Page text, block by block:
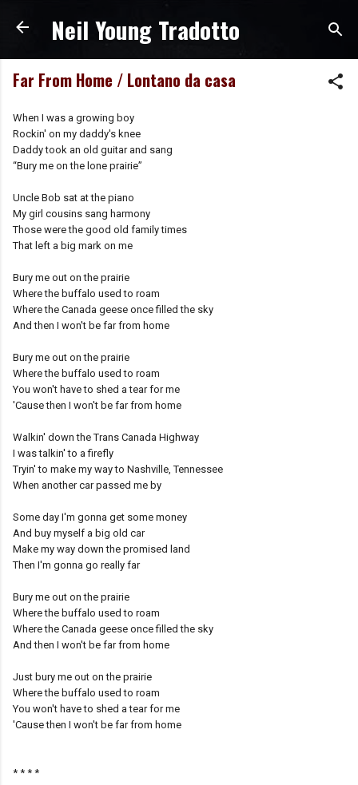
Passa ai contenuti principali
Neil Young Tradotto
Far From Home / Lontano da casa
When I was a growing boy
Rockin' on my daddy's knee
Daddy took an old guitar and sang
“Bury me on the lone prairie”
Uncle Bob sat at the piano
My girl cousins sang harmony
Those were the good old family times
That left a big mark on me
Bury me out on the prairie
Where the buffalo used to roam
Where the Canada geese once filled the sky
And then I won't be far from home
Bury me out on the prairie
Where the buffalo used to roam
You won't have to shed a tear for me
'Cause then I won't be far from home
Walkin' down the Trans Canada Highway
I was talkin' to a firefly
Tryin' to make my way to Nashville, Tennessee
When another car passed me by
Some day I'm gonna get some money
And buy myself a big old car
Make my way down the promised land
Then I'm gonna go really far
Bury me out on the prairie
Where the buffalo used to roam
Where the Canada geese once filled the sky
And then I won't be far from home
Just bury me out on the prairie
Where the buffalo used to roam
You won't have to shed a tear for me
'Cause then I won't be far from home
* * * *